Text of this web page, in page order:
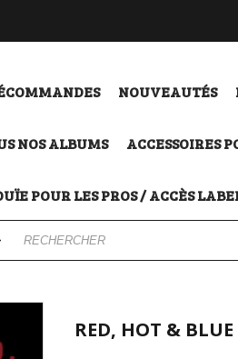
NOUVEAUTÉS
NOS ALBUMS ACCESSOIRES
POUR LES PROS / ACCÈS
RED, HOT &